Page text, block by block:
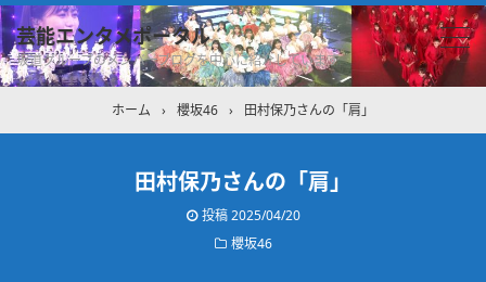
芸能エンタメポータル
坂道グループのメンバーブログを中心に紹介しています
ホーム › 櫻坂46 › 田村保乃さんの「肩」
田村保乃さんの「肩」
投稿2025/04/20
櫻坂46